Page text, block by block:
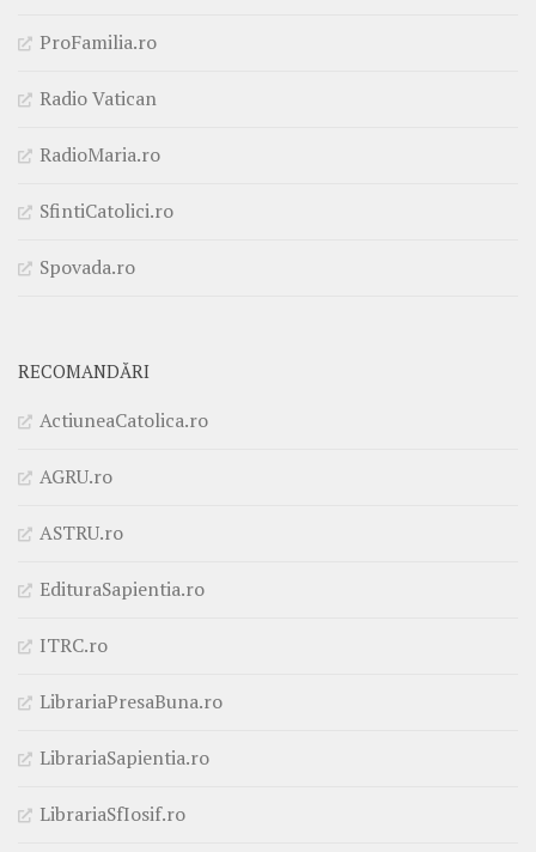
ProFamilia.ro
Radio Vatican
RadioMaria.ro
SfintiCatolici.ro
Spovada.ro
RECOMANDĂRI
ActiuneaCatolica.ro
AGRU.ro
ASTRU.ro
EdituraSapientia.ro
ITRC.ro
LibrariaPresaBuna.ro
LibrariaSapientia.ro
LibrariaSfIosif.ro